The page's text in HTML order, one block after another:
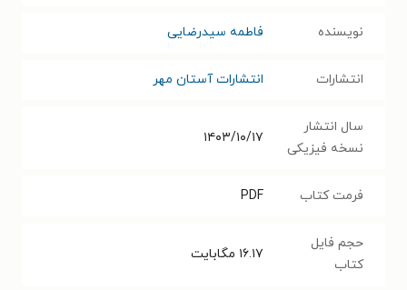
نویسنده فاطمه سیدرضایی
انتشارات انتشارات آستان مهر
سال انتشار
نسخه فیزیکی
۱۴۰۳/۱۰/۱۷
فرمت کتاب PDF
حجم فایل
کتاب
۱۶.۱۷ مگابایت